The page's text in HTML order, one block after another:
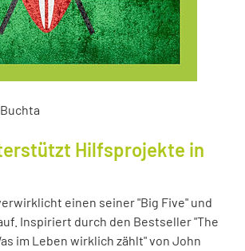
Hilfsprojekte in
einen seiner "Big Five" und
Inspiriert durch den Bestseller "The
im Leben wirklich zählt" von John